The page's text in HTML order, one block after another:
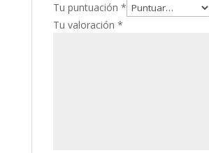
Tu puntuación *
Tu valoración *